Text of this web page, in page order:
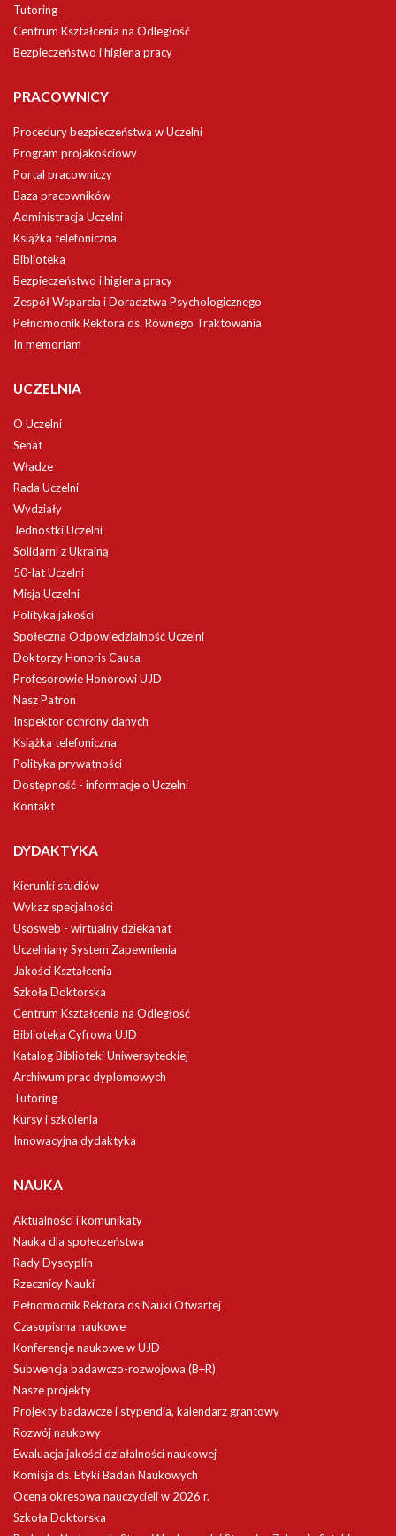
Tutoring
Centrum Kształcenia na Odległość
Bezpieczeństwo i higiena pracy
PRACOWNICY
Procedury bezpieczeństwa w Uczelni
Program projakościowy
Portal pracowniczy
Baza pracowników
Administracja Uczelni
Książka telefoniczna
Biblioteka
Bezpieczeństwo i higiena pracy
Zespół Wsparcia i Doradztwa Psychologicznego
Pełnomocnik Rektora ds. Równego Traktowania
In memoriam
UCZELNIA
O Uczelni
Senat
Władze
Rada Uczelni
Wydziały
Jednostki Uczelni
Solidarni z Ukrainą
50-lat Uczelni
Misja Uczelni
Polityka jakości
Społeczna Odpowiedzialność Uczelni
Doktorzy Honoris Causa
Profesorowie Honorowi UJD
Nasz Patron
Inspektor ochrony danych
Książka telefoniczna
Polityka prywatności
Dostępność - informacje o Uczelni
Kontakt
DYDAKTYKA
Kierunki studiów
Wykaz specjalności
Usosweb - wirtualny dziekanat
Uczelniany System Zapewnienia
Jakości Kształcenia
Szkoła Doktorska
Centrum Kształcenia na Odległość
Biblioteka Cyfrowa UJD
Katalog Biblioteki Uniwersyteckiej
Archiwum prac dyplomowych
Tutoring
Kursy i szkolenia
Innowacyjna dydaktyka
NAUKA
Aktualności i komunikaty
Nauka dla społeczeństwa
Rady Dyscyplin
Rzecznicy Nauki
Pełnomocnik Rektora ds Nauki Otwartej
Czasopisma naukowe
Konferencje naukowe w UJD
Subwencja badawczo-rozwojowa (B+R)
Nasze projekty
Projekty badawcze i stypendia, kalendarz grantowy
Rozwój naukowy
Ewaluacja jakości działalności naukowej
Komisja ds. Etyki Badań Naukowych
Ocena okresowa nauczycieli w 2026 r.
Szkoła Doktorska